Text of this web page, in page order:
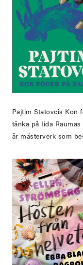
Pajtim Statovcis Kon
tänka på Iida
är mästerverk som